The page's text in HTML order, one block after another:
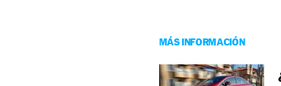
MÁS INFORMACIÓN